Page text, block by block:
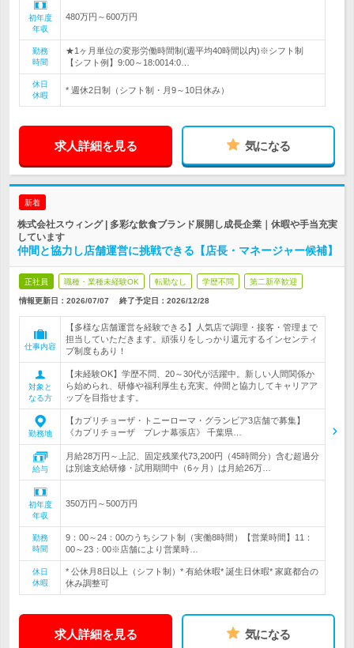
初年度
年収
480万円～600万円
勤務
時間
★1ヶ月単位の変形労働時間制(週平均40時間以内)※シフト制
【シフト例】9:00～18:0014:0…
休日
休暇
* 週休2日制（シフト制・月9～10日休み）
求人詳細を見る 気になる
新着
株式会社スウィング | 多彩な飲食ブランド展開し成長企業｜休暇や手当充実
しています
仲間と協力し店舗運営に挑戦できる【店長・マネージャー候補】
正社員 職種・業種未経験OK 転勤なし 学歴不問 第二新卒歓迎
情報更新日：2026/07/07 終了予定日： 2026/12/28
仕事内容
【多様な店舗運営を経験できる】人気店で調理・接客・管理まで
担当していただきます。頑張りをしっかり還元するインセンティ
ブ制度もあり！
対象と
なる方
【未経験OK】学歴不問、20～30代が活躍中。新しい人間関係か
ら始められ、研修や福利厚生も充実。仲間と協力してキャリアア
ップを目指せます。
勤務地
【カプリチョーザ・トニーローマ・グランビア3店舗で募集】
《カプリチョーザ プレナ幕張店》 千葉県…
給与
月給28万円～上記、固定残業代73,200円（45時間分）含む超過分
は別途支給研修・試用期間中（6ヶ月）は月給26万…
初年度
年収
350万円～500万円
勤務
時間
9：00～24：00のうちシフト制（実働8時間）【営業時間】11：
00～23：00※店舗により営業時…
休日
休暇
* 公休月8日以上（シフト制）* 有給休暇* 誕生日休暇* 家庭都合の
休み調整可
求人詳細を見る 気になる